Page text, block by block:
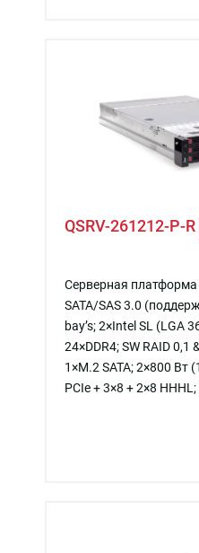
QSRV-261212-P-R
Серверная платформа
SATA/SAS 3.0
bay’s; 2×Intel SL (LGA
24×DDR4; SW RAID 0,1
1×M.2 SATA; 2×800 Вт
PCIe + 3×8 + 2×8